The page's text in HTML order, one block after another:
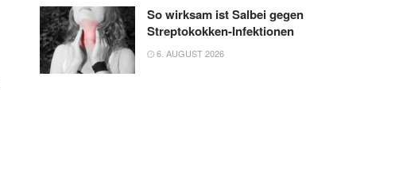
So wirksam ist Salbei gegen
Streptokokken-Infektionen
6. AUGUST 2026